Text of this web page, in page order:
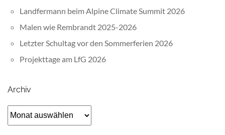
Landfermann beim Alpine Climate Summit 2026
Malen wie Rembrandt 2025-2026
Letzter Schultag vor den Sommerferien 2026
Projekttage am LfG 2026
Archiv
Archiv